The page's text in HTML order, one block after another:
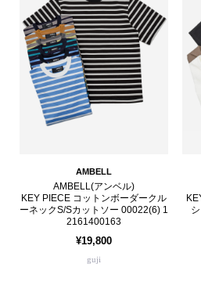
AMBELL
AMBELL(アンベル)
KEY PIECE コットンボーダークル
ーネックS/Sカットソー 00022(6) 1
2161400163
¥19,800
guji